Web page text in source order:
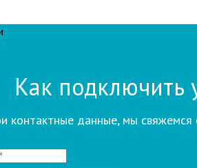
Как подключить
контактные данные, мы